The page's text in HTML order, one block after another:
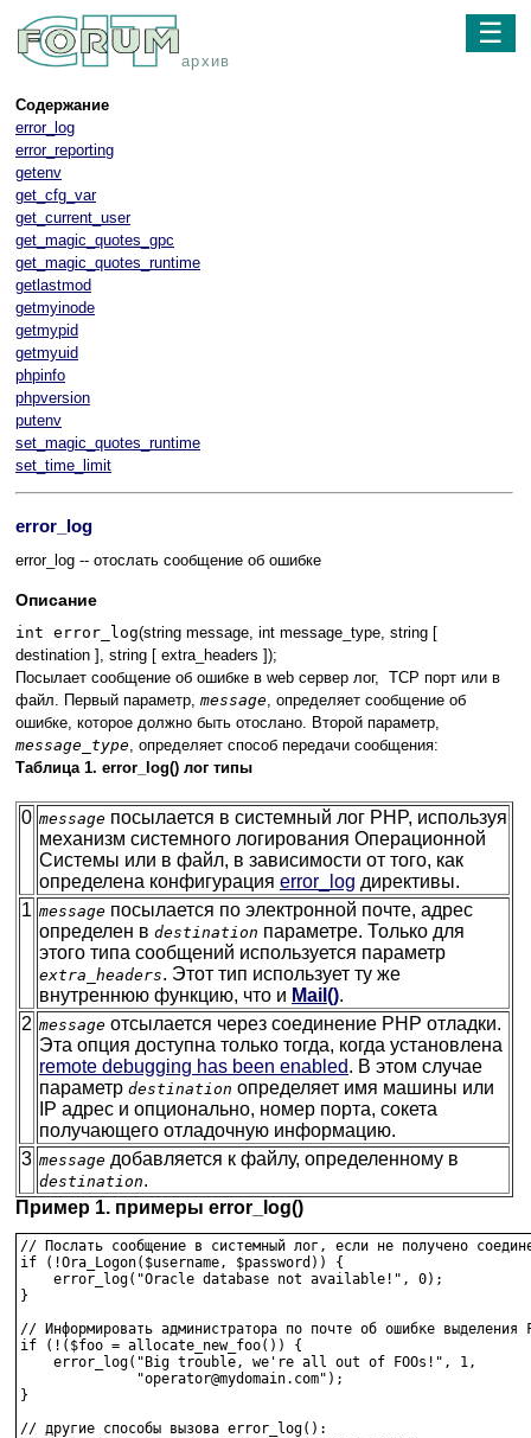
архив
☰
Содержание
error_log
error_reporting
getenv
get_cfg_var
get_current_user
get_magic_quotes_gpc
get_magic_quotes_runtime
getlastmod
getmyinode
getmypid
getmyuid
phpinfo
phpversion
putenv
set_magic_quotes_runtime
set_time_limit
error_log
error_log -- отослать сообщение об ошибке
Описание
int error_log(string message, int message_type, string [
destination ], string [ extra_headers ]);
Посылает сообщение об ошибке в web сервер лог, TCP порт или в
файл. Первый параметр, message, определяет сообщение об
ошибке, которое должно быть отослано. Второй параметр,
message_type, определяет способ передачи сообщения:
Таблица 1. error_log() лог типы
0 message посылается в системный лог PHP, используя
механизм системного логирования Операционной
Системы или в файл, в зависимости от того, как
определена конфигурация error_log директивы.
1 message посылается по электронной почте, адрес
определен в destination параметре. Только для
этого типа сообщений используется параметр
extra_headers. Этот тип использует ту же
внутреннюю функцию, что и Mail().
2 message отсылается через соединение PHP отладки.
Эта опция доступна только тогда, когда установлена
remote debugging has been enabled. В этом случае
параметр destination определяет имя машины или
IP адрес и опционально, номер порта, сокета
получающего отладочную информацию.
3 message добавляется к файлу, определенному в
destination.
Пример 1. примеры error_log()
// Послать сообщение в системный лог, если не получено
if (!Ora_Logon($username, $password)) {
error_log("Oracle database not available!", 0);
}
// Информировать администратора по почте об ошибке выделения
if (!($foo = allocate_new_foo()) {
error_log("Big trouble, we're all out of FOOs!", 1,
"operator@mydomain.com");
}
// другие способы вызова error_log():